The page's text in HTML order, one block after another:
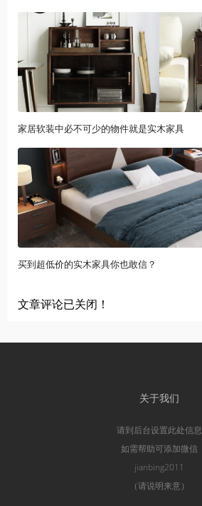
家居软装中必不可少的物件就是实木家具
买到超低价的实木家具你也敢信？
文章评论已关闭！
关于我们
请到后台设置此处信息
如需帮助可添加微信
jianbing2011
（请说明来意）